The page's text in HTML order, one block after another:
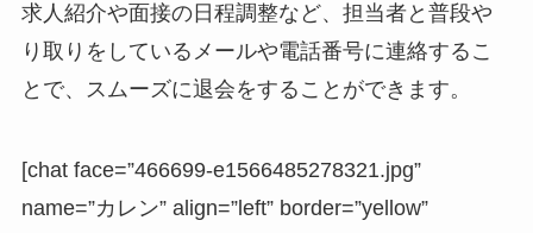
求人紹介や面接の日程調整など、担当者と普段や
り取りをしているメールや電話番号に連絡するこ
とで、スムーズに退会をすることができます。
[chat face=”466699-e1566485278321.jpg”
name=”カレン” align=”left” border=”yellow”